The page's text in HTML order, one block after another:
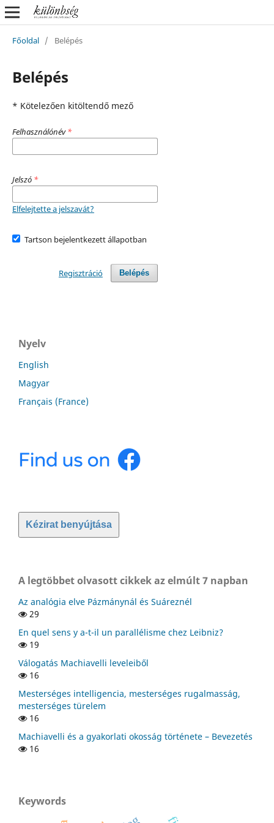
Főoldal / Belépés
Belépés
* Kötelezően kitöltendő mező
Felhasználónév*
Jelszó *
Elfelejtette a jelszavát?
Tartson bejelentkezett állapotban
Belépés
Regisztráció
Nyelv
English
Magyar
Français (France)
Kézirat benyújtása
A legtöbbet olvasott cikkek az elmúlt 7 napban
Az analógia elve Pázmánynál és Suáreznél
29
En quel sens y a-t-il un parallélisme chez Leibniz?
19
Válogatás Machiavelli leveleiből
16
Mesterséges intelligencia, mesterséges rugalmasság,
mesterséges türelem
16
Machiavelli és a gyakorlati okosság története – Bevezetés
16
Keywords